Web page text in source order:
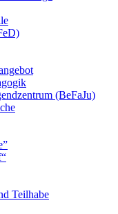
(BeFaJu)
Teilhabe